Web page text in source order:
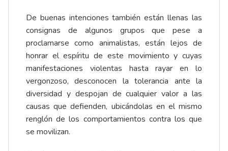
De buenas intenciones también están llenas las
consignas de algunos grupos que pese a
proclamarse como animalistas, están lejos de
honrar el espíritu de este movimiento y cuyas
manifestaciones violentas hasta rayar en lo
vergonzoso, desconocen la tolerancia ante la
diversidad y despojan de cualquier valor a las
causas que defienden, ubicándolas en el mismo
renglón de los comportamientos contra los que
se movilizan.